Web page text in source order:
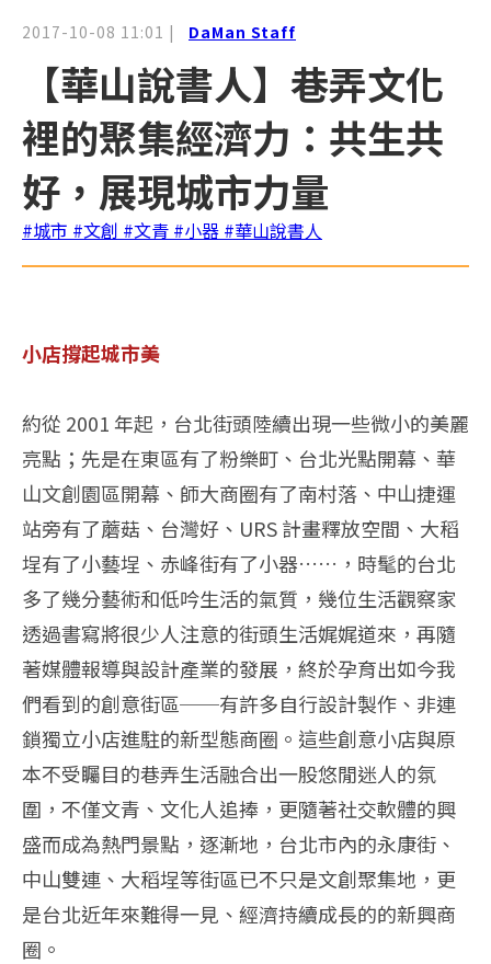
2017-10-08 11:01 | DaMan Staff
【華山說書人】巷弄文化
裡的聚集經濟力：共生共
好，展現城市力量
#城市 #文創 #文青 #小器 #華山說書人
小店撐起城市美
約從 2001 年起，台北街頭陸續出現一些微小的美麗
亮點；先是在東區有了粉樂町、台北光點開幕、華
山文創園區開幕、師大商圈有了南村落、中山捷運
站旁有了蘑菇、台灣好、URS 計畫釋放空間、大稻
埕有了小藝埕、赤峰街有了小器……，時髦的台北
多了幾分藝術和低吟生活的氣質，幾位生活觀察家
透過書寫將很少人注意的街頭生活娓娓道來，再隨
著媒體報導與設計產業的發展，終於孕育出如今我
們看到的創意街區──有許多自行設計製作、非連
鎖獨立小店進駐的新型態商圈。 這些創意小店與原
本不受矚目的巷弄生活融合出一股悠閒迷人的氛
圍，不僅文青、文化人追捧，更隨著社交軟體的興
盛而成為熱門景點，逐漸地，台北市內的永康街、
中山雙連、大稻埕等街區已不只是文創聚集地，更
是台北近年來難得一見、經濟持續成長的的新興商
圈。